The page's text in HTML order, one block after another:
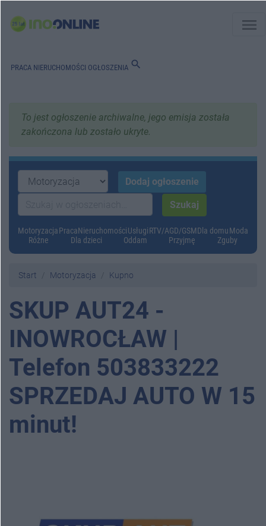
menu
PRACA NIERUCHOMOŚCI OGŁOSZENIA search
To jest ogłoszenie archiwalne, jego emisja została
zakończona lub zostało ukryte.
MotoryzacjaPracaNieruchomościUsługiRTV/AGD/GSMDla domuModa
Różne
Dla dzieci Oddam Przyjmę Zguby
Start Motoryzacja Kupno
SKUP AUT24 -
INOWROCŁAW |
Telefon 503833222
SPRZEDAJ AUTO W 15
minut!